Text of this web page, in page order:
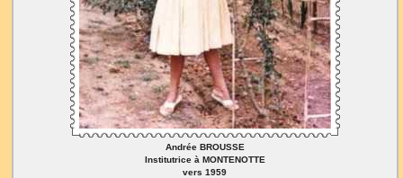
Andrée BROUSSE
Institutrice à MONTENOTTE
vers 1959